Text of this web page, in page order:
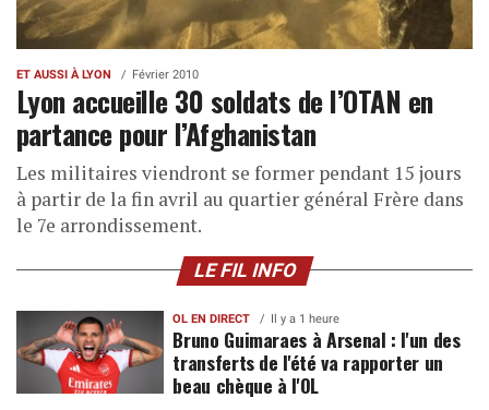
ET AUSSI À LYON Février 2010
Lyon accueille 30 soldats de l’OTAN en
partance pour l’Afghanistan
Les militaires viendront se former pendant 15 jours
à partir de la fin avril au quartier général Frère dans
le 7e arrondissement.
LE FIL INFO
OL EN DIRECT Il y a 1 heure
Bruno Guimaraes à Arsenal : l'un des
transferts de l'été va rapporter un
beau chèque à l'OL